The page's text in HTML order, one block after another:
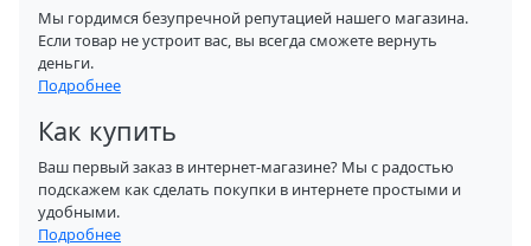
Мы гордимся безупречной репутацией нашего магазина.
Если товар не устроит вас, вы всегда сможете вернуть
деньги.
Подробнее
Как купить
Ваш первый заказ в интернет-магазине? Мы с радостью
подскажем как сделать покупки в интернете простыми и
удобными.
Подробнее